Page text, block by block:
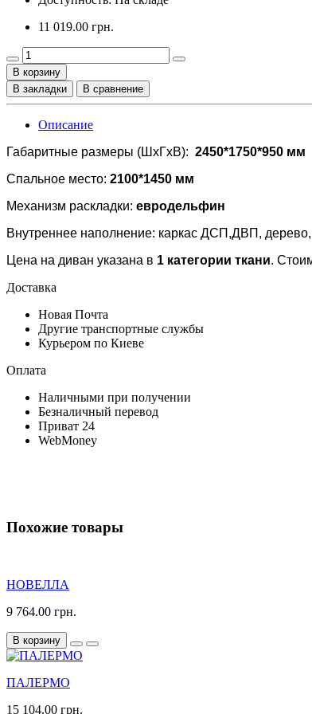
11 019.00 грн.
В корзину
В закладки
В сравнение
Описание
Габаритные размеры (ШхГхВ): 2450*1750*950 мм
Спальное место: 2100*1450 мм
Механизм раскладки: евродельфин
Внутреннее наполнение: каркас ДСП,ДВП,
Цена на диван указана в 1 категории ткани.
Доставка
Новая Почта
Другие транспортные службы
Курьером по Киеве
Оплата
Наличными при получении
Безналичный перевод
Приват 24
WebMoney
Похожие товары
НОВЕЛЛА
9 764.00 грн.
В корзину
ПАЛЕРМО
15 104.00 грн.